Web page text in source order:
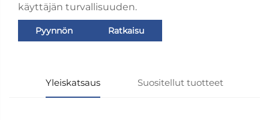
käyttäjän turvallisuuden.
Pyynnön
Ratkaisu
Yleiskatsaus Suositellut tuotteet